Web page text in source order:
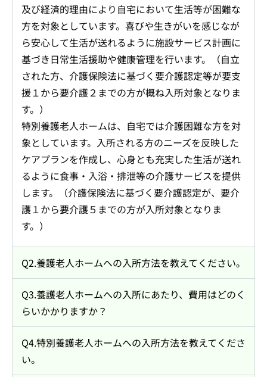
及び経済的理由により自宅において生活等が困難な
方を対象としています。喜びや生きがいを感じなが
ら安心して生活が送れるように施設サービス計画に
基づき日常生活援助や健康管理を行います。（自立
された方、介護保険法に基づく要介護認定等が要支
援１から要介護２までの方が概ね入所対象となりま
す。）
特別養護老人ホームは、自宅では介護困難な方を対
象としています。入所される方のニーズを反映した
ケアプランを作成し、心身とも充実した生活が送れ
るように食事・入浴・排泄等の介護サービスを提供
します。（介護保険法に基づく要介護認定が、要介
護１から要介護５までの方が入所対象となりま
す。）
Q2.養護老人ホームへの入所方法を教えてください。
Q3.養護老人ホームへの入所にあたり、費用はどのく
らいかかりますか？
Q4.特別養護老人ホームへの入所方法を教えてくださ
い。